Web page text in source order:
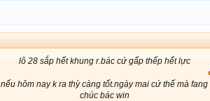
lô 28 sắp hết khung r.bác cứ gấp thếp hết lực
nếu hôm nay k ra thỳ càng tốt.ngày mai cứ thế mà fang
chúc bác win